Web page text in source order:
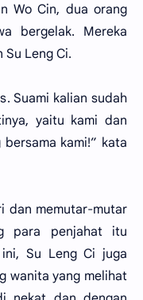
Wo Cin, dua orang
bergelak. Mereka
Leng Ci.
Suami kalian sudah
yaitu kami dan
kami!” kata
dan memutar-mutar
para penjahat itu
Su Leng Ci juga
wanita yang melihat